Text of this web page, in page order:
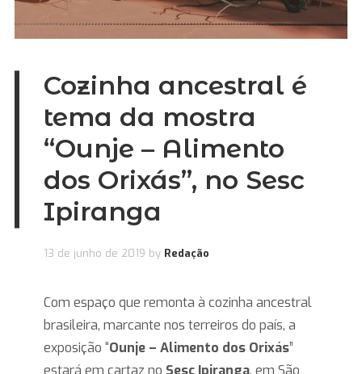
Cozinha ancestral é
tema da mostra
“Ounje – Alimento
dos Orixás”, no Sesc
Ipiranga
13 de junho de 2019 by Redação
Com espaço que remonta à cozinha ancestral
brasileira, marcante nos terreiros do país, a
exposição “Ounje – Alimento dos Orixás”
estará em cartaz no Sesc Ipiranga, em São